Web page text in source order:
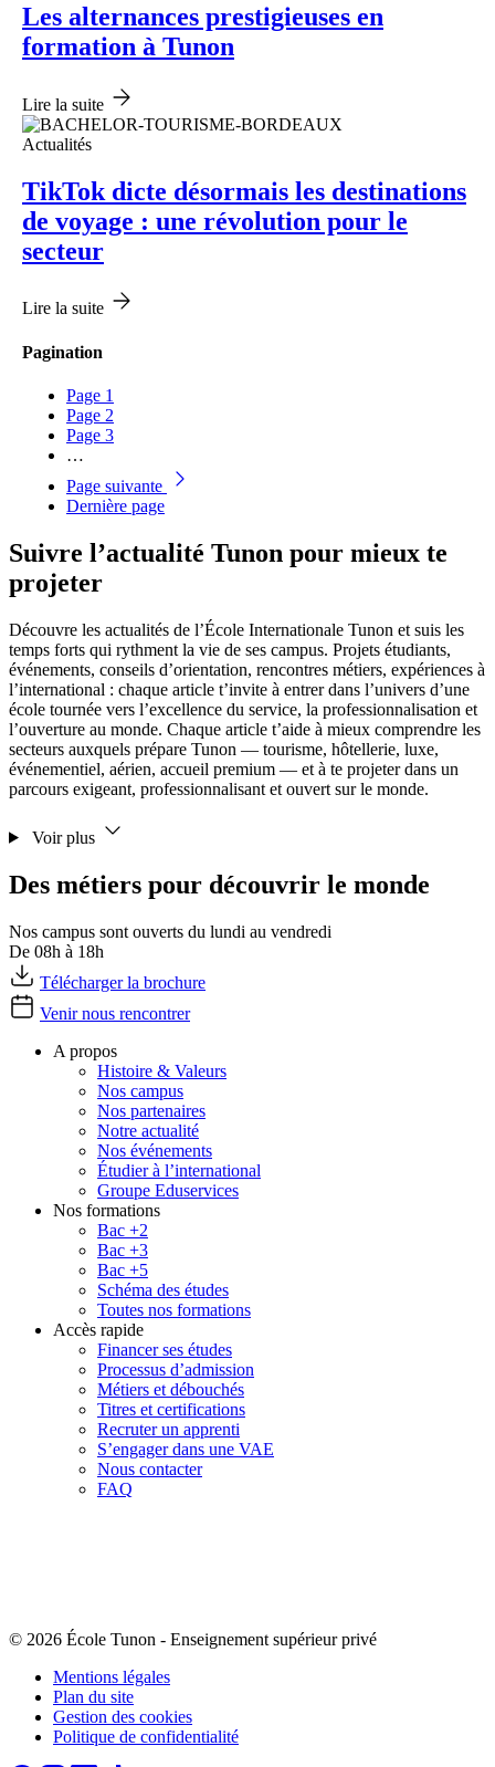
Les alternances prestigieuses en
formation à Tunon
Lire la suite
Actualités
TikTok dicte désormais les destinations
de voyage : une révolution pour le
secteur
Lire la suite
Pagination
Page 1
Page 2
Page 3
…
Page suivante
Dernière page
Suivre l’actualité Tunon pour mieux te
projeter
Découvre les actualités de l’École Internationale Tunon et suis les
temps forts qui rythment la vie de ses campus. Projets étudiants,
événements, conseils d’orientation, rencontres métiers, expériences à
l’international : chaque article t’invite à entrer dans l’univers d’une
école tournée vers l’excellence du service, la professionnalisation et
l’ouverture au monde. Chaque article t’aide à mieux comprendre les
secteurs auxquels prépare Tunon — tourisme, hôtellerie, luxe,
événementiel, aérien, accueil premium — et à te projeter dans un
parcours exigeant, professionnalisant et ouvert sur le monde.
Voir plus
Des métiers pour découvrir le monde
Nos campus sont ouverts du lundi au vendredi
De 08h à 18h
Télécharger la brochure
Venir nous rencontrer
A propos
Histoire & Valeurs
Nos campus
Nos partenaires
Notre actualité
Nos événements
Étudier à l’international
Groupe Eduservices
Nos formations
Bac +2
Bac +3
Bac +5
Schéma des études
Toutes nos formations
Accès rapide
Financer ses études
Processus d’admission
Métiers et débouchés
Titres et certifications
Recruter un apprenti
S’engager dans une VAE
Nous contacter
FAQ
© 2026 École Tunon - Enseignement supérieur privé
Mentions légales
Plan du site
Gestion des cookies
Politique de confidentialité